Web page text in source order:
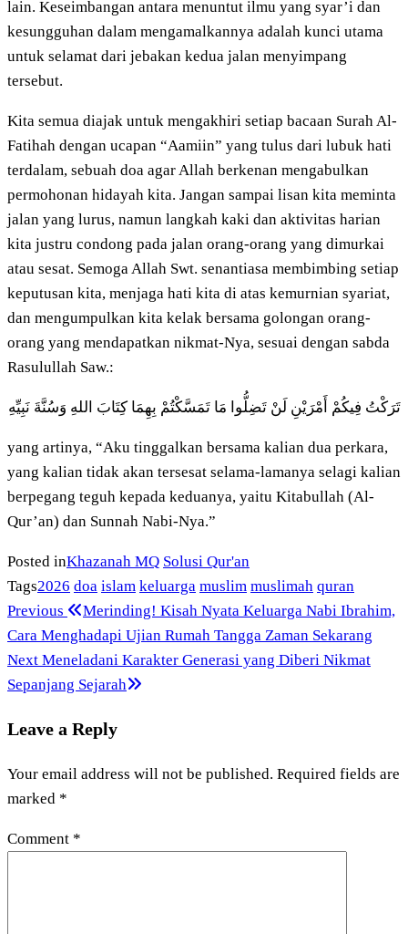
lain. Keseimbangan antara menuntut ilmu yang syar’i dan
kesungguhan dalam mengamalkannya adalah kunci utama
untuk selamat dari jebakan kedua jalan menyimpang
tersebut.
Kita semua diajak untuk mengakhiri setiap bacaan Surah Al-
Fatihah dengan ucapan “Aamiin” yang tulus dari lubuk hati
terdalam, sebuah doa agar Allah berkenan mengabulkan
permohonan hidayah kita. Jangan sampai lisan kita meminta
jalan yang lurus, namun langkah kaki dan aktivitas harian
kita justru condong pada jalan orang-orang yang dimurkai
atau sesat. Semoga Allah Swt. senantiasa membimbing setiap
keputusan kita, menjaga hati kita di atas kemurnian syariat,
dan mengumpulkan kita kelak bersama golongan orang-
orang yang mendapatkan nikmat-Nya, sesuai dengan sabda
Rasulullah Saw.:
تَرَكْتُ فِيكُمْ أَمْرَيْنِ لَنْ تَضِلُّوا مَا تَمَسَّكْتُمْ بِهِمَا كِتَابَ اللهِ وَسُنَّةَ نَبِيِّهِ
yang artinya, “Aku tinggalkan bersama kalian dua perkara,
yang kalian tidak akan tersesat selama-lamanya selagi kalian
berpegang teguh kepada keduanya, yaitu Kitabullah (Al-
Qur’an) dan Sunnah Nabi-Nya.”
Posted inKhazanah MQ Solusi Qur'an
Tags2026 doa islam keluarga muslim muslimah quran
Post
navigation
Previous
Post
Previous
Merinding! Kisah Nyata Keluarga Nabi Ibrahim,
Cara Menghadapi Ujian Rumah Tangga Zaman Sekarang
Next
Post
Next Meneladani Karakter Generasi yang Diberi Nikmat
Sepanjang Sejarah
Leave a Reply
Your email address will not be published. Required fields are
marked *
Comment *